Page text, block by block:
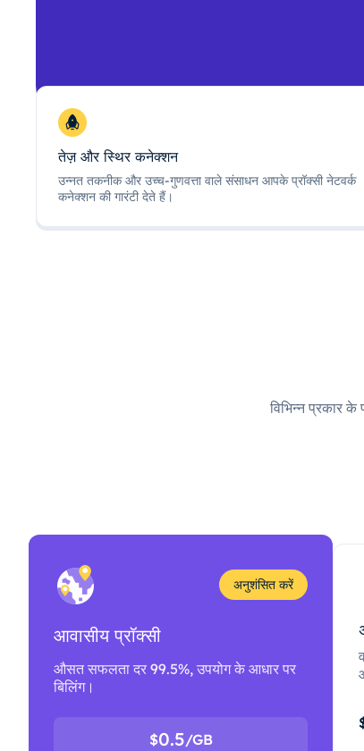
तेज़ और स्थिर कनेक्शन
उन्नत तकनीक और उच्च-गुणवत्ता वाले संसाधन आपके प्रॉक्सी नेटवर्क
कनेक्शन की गारंटी देते हैं।
विभिन्न प्रकार
अनुशंसित करें
आवासीय प्रॉक्सी
औसत सफलता दर 99.5%, उपयोग के आधार पर
बिलिंग।
$0.5/GB